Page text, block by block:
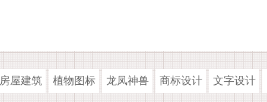
房屋建筑 植物图标 龙凤神兽 商标设计 文字设计